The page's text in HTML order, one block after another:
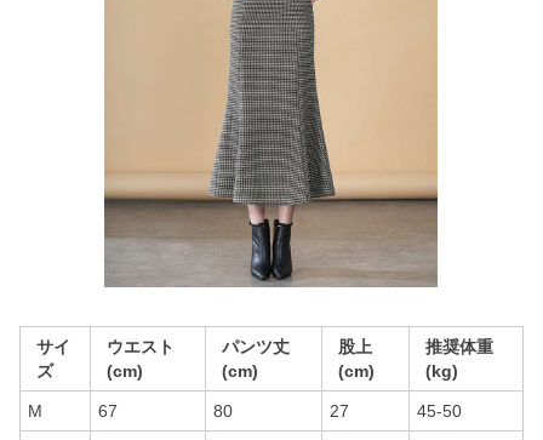
サイ
ズ
ウエスト
(cm)
パンツ丈
(cm)
股上
(cm)
推奨体重
(kg)
M 67 80 27 45-50